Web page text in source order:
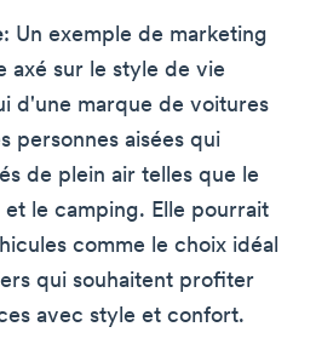
: Un exemple de marketing
axé sur le style de vie
d'une marque de voitures
personnes aisées qui
de plein air telles que le
et le camping. Elle pourrait
comme le choix idéal
qui souhaitent profiter
avec style et confort.